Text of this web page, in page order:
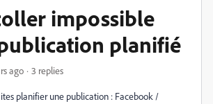
impossible
planifié
ago 3 replies
planifier une publication : Facebook /